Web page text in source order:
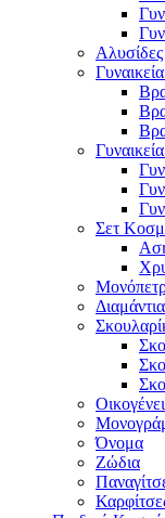
Αλυσίδες
Σετ
Διαμάντια
Όνομα
Ζώδια